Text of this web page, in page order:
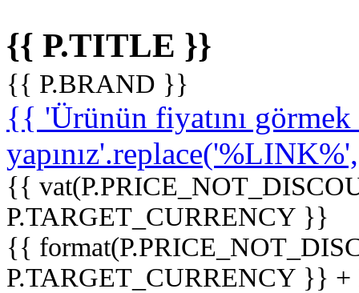
{{ P.TITLE }}
{{ P.BRAND }}
{{ 'Ürünün fiyatını
{{
P.TARGET_CURRENCY }}
{{
P.TARGET_CURRENCY }}